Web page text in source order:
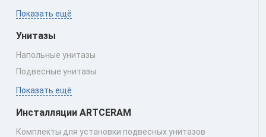
Показать ещё
Унитазы
Напольные унитазы
Подвесные унитазы
Показать ещё
Инсталляции ARTCERAM
Комплекты для установки подвесных унитазов